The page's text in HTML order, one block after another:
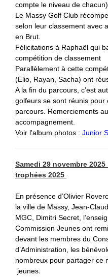
compte le niveau de
Le Massy Golf Club
selon leur classement avec
en Brut.
Félicitations à Raphaël qui
compétition de classement
Parallèlement à cette
(Elio, Rayan, Sacha) ont
A la fin du parcours, c’est
golfeurs se sont réunis pour
parcours. Remerciements
accompagnement.
Voir l'album photos : Junior
Samedi 29 novembre
trophées 2025
En présence d’Olivier
la ville de Massy, Jean-
MGC, Dimitri Secret,
Commission Jeunes ont
devant les membres du
d’Administration, les
nombreux pour partager ce
jeunes.